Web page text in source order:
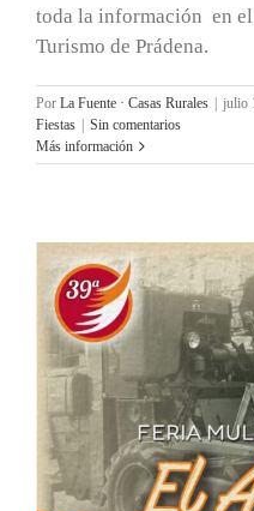
toda la información en
Turismo de Prádena.
Por La Fuente · Casas Rurales julio
Fiestas
Sin comentarios
Más información